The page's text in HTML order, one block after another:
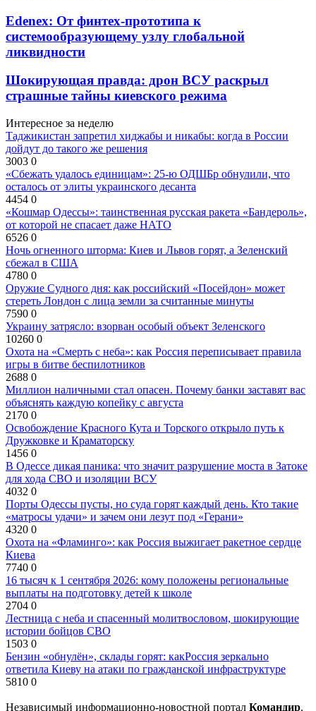
Edenex: От финтех-прототипа к
системообразующему узлу глобальной
ликвидности
Шокирующая правда: дрон ВСУ раскрыл
страшные тайны киевского режима
Интересное за неделю
Таджикистан запретил хиджабы и никабы: когда в России
дойдут до такого же решения
3003 0
«Сбежать удалось единицам»: 25-ю ОДШБр обнулили, что
осталось от элиты украинского десанта
4454 0
«Кошмар Одессы»: таинственная русская ракета «Бандероль»,
от которой не спасает даже НАТО
6526 0
Ночь огненного шторма: Киев и Львов горят, а Зеленский
сбежал в США
4780 0
Оружие Судного дня: как российский «Посейдон» может
стереть Лондон с лица земли за считанные минуты
7590 0
Украину затрясло: взорван особый объект Зеленского
10260 0
Охота на «Смерть с неба»: как Россия переписывает правила
игры в битве беспилотников
2688 0
Миллион наличными стал опасен. Почему банки заставят вас
объяснять каждую копейку с августа
2170 0
Освобождение Красного Кута и Торского открыло путь к
Дружковке и Краматорску
1456 0
В Одессе дикая паника: что значит разрушение моста в Затоке
для хода СВО и изоляции ВСУ
4032 0
Порты Одессы пусты, но суда горят каждый день. Кто такие
«матросы удачи» и зачем они лезут под «Герани»
4320 0
Охота на «Фламинго»: как Россия выжигает ракетное сердце
Киева
7740 0
16 тысяч к 1 сентября 2026: кому положены региональные
выплаты на подготовку детей к школе
2704 0
Лестница с неба и спасенный молитвословом, шокирующие
истории бойцов СВО
1503 0
Бензин «обнулён», склады горят: какРоссия зеркально
ответила Киеву на атаки по гражданской инфраструктуре
5810 0
Независимый информационно-новостной портал Командир.